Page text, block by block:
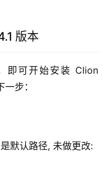
版本
即可开始安装 Clion
步：
默认路径, 未做更改: